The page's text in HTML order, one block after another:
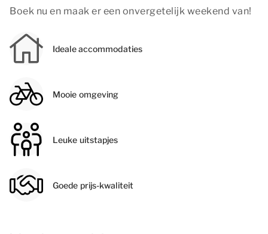
Boek nu en maak er een onvergetelijk weekend van!
Ideale accommodaties
Mooie omgeving
Leuke uitstapjes
Goede prijs-kwaliteit